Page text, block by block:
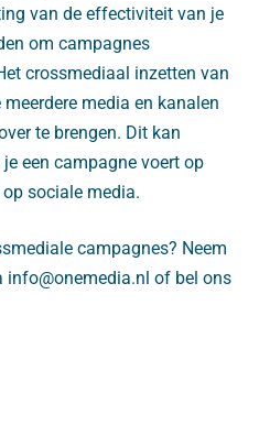
van de effectiviteit van je
om campagnes
crossmediaal inzetten van
media en kanalen
te brengen. Dit kan
een campagne voert op
sociale media.
campagnes? Neem
of bel ons